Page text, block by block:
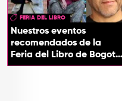
FERIA DEL LIBRO
Nuestros eventos
recomendados de la
Feria del Libro de Bogotá
2026